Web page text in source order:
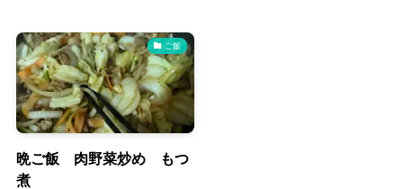
ご飯
晩ご飯 肉野菜炒め もつ
煮